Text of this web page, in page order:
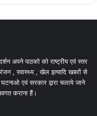
अपने पाठको को राष्ट्रीय एवं स्तर
, स्वास्थ्य , खेल इत्यादि खबरों से
एवं सरकार द्वारा चलाये जाने
कराना हैं।